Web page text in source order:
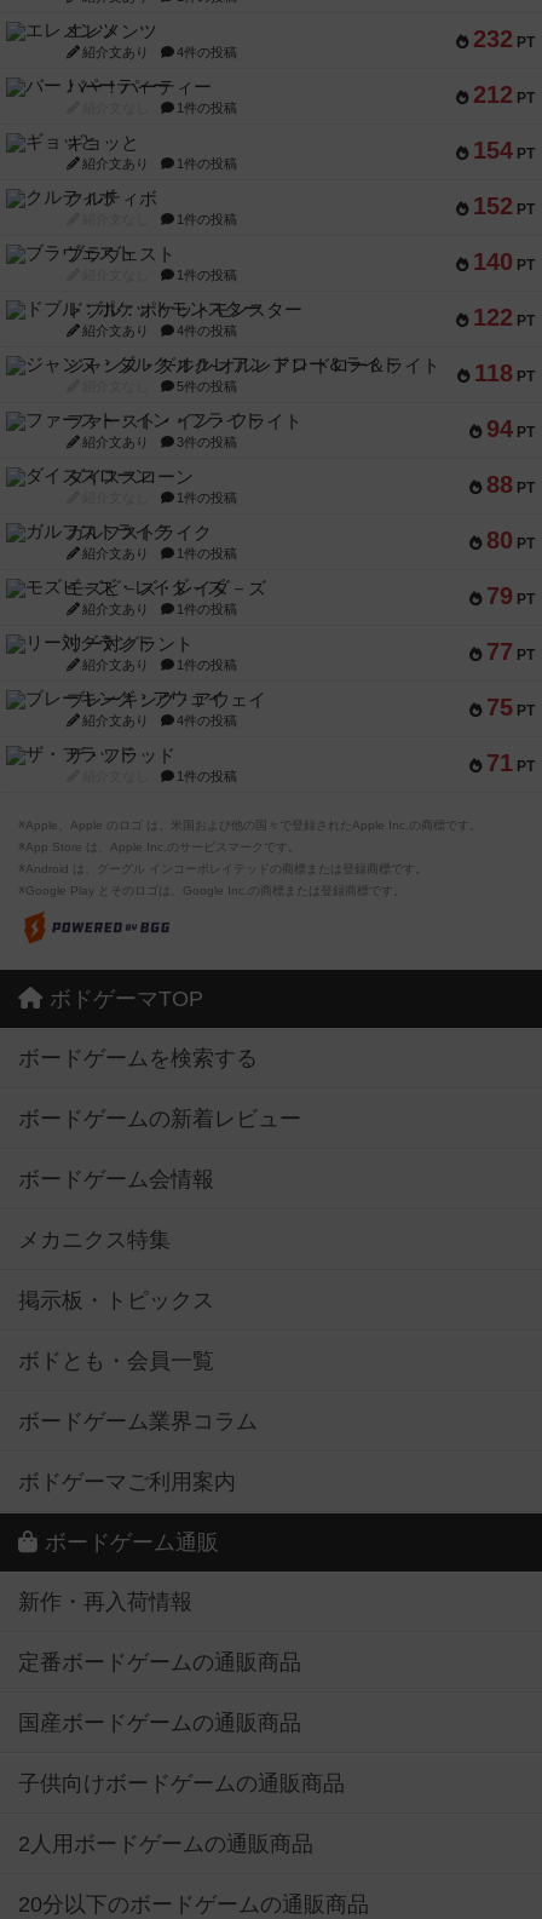
232 PT
エレメンツ
紹介文あり 4件の投稿
212 PT
バー！パーティー
1件の投稿
154 PT
ギョッと
紹介文あり 1件の投稿
152 PT
クルティボ
1件の投稿
140 PT
ブラヴェスト
1件の投稿
122 PT
ドブル：ポケットモンスター
紹介文あり 4件の投稿
118 PT
ジャンヌ・ダルク-オルレアン ドロー＆ライト
5件の投稿
94 PT
ファースト・イン・フライト
紹介文あり 3件の投稿
88 PT
ダイススローン
1件の投稿
80 PT
ガルフストライク
紹介文あり 1件の投稿
79 PT
モズビ－ズ・レイダ－ズ
紹介文あり 1件の投稿
77 PT
リー対グラント
紹介文あり 1件の投稿
75 PT
ブレーキング・アウェイ
紹介文あり 4件の投稿
71 PT
ザ・フラッド
1件の投稿
※Apple、Apple のロゴ は、米国および他の国々で登録されたApple Inc.の商標です。
※App Store は、Apple Inc.のサービスマークです。
※Android は、グーグル インコーポレイテッドの商標または登録商標です。
※Google Play とそのロゴは、Google Inc.の商標または登録商標です。
ボドゲーマTOP
ボードゲームを検索する
ボードゲームの新着レビュー
ボードゲーム会情報
メカニクス特集
掲示板・トピックス
ボドとも・会員一覧
ボードゲーム業界コラム
ボドゲーマご利用案内
ボードゲーム通販
新作・再入荷情報
定番ボードゲームの通販商品
国産ボードゲームの通販商品
子供向けボードゲームの通販商品
2人用ボードゲームの通販商品
20分以下のボードゲームの通販商品